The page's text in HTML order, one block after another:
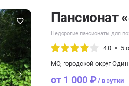
Пансионат
Недорогие пансионаты для
4.0 5
МО, городской округ
от 1 000 ₽/ в сутки